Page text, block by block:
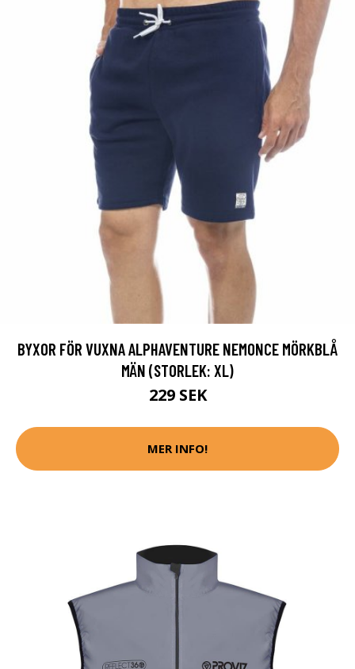
BYXOR FÖR VUXNA ALPHAVENTURE NEMONCE MÖRKBLÅ
MÄN (STORLEK: XL)
229 SEK
MER INFO!